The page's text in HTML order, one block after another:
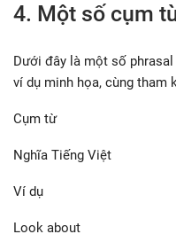
4. Một số cụm
Dưới đây là một số
ví dụ minh họa, cùng tham
Cụm từ
Nghĩa Tiếng Việt
Ví dụ
Look about